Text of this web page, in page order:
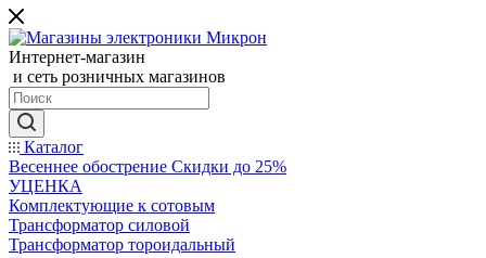
Интернет-магазин
и сеть розничных магазинов
Каталог
Весеннее обострение Скидки до 25%
УЦЕНКА
Комплектующие к сотовым
Трансформатор силовой
Трансформатор тороидальный